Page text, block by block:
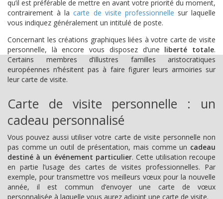
qu’il est préférable de mettre en avant votre priorité du moment,
contrairement à lacarte de visite professionnelle sur laquelle
vous indiquez généralement un intitulé de poste.
Concernant les créations graphiques liées à votre carte de visite
personnelle, là encore vous disposez d’une liberté totale.
Certains membres d’illustres familles aristocratiques
européennes n’hésitent pas à faire figurer leurs armoiries sur
leur carte de visite.
Carte de visite personnelle : un
cadeau personnalisé
Vous pouvez aussi utiliser votre carte de visite personnelle non
pas comme un outil de présentation, mais comme un cadeau
destiné à un événement particulier. Cette utilisation recoupe
en partie l’usage des cartes de visites professionnelles. Par
exemple, pour transmettre vos meilleurs vœux pour la nouvelle
année, il est commun d’envoyer une carte de vœux
personnalisée à laquelle vous aurez adjoint une carte de visite.